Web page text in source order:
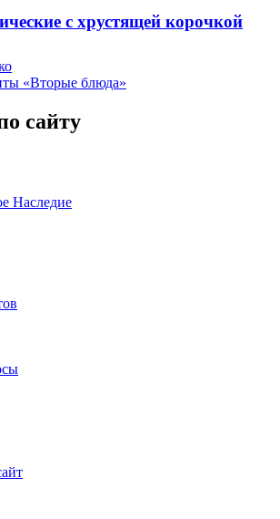
с хрустящей корочкой
«Вторые блюда»
сайту
Наследие